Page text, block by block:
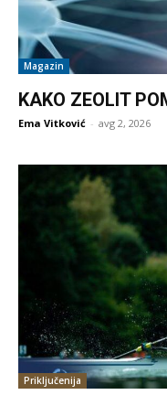
Magazin
KAKO ZEOLIT
Ema Vitković - avg 2, 2026
Priključenija